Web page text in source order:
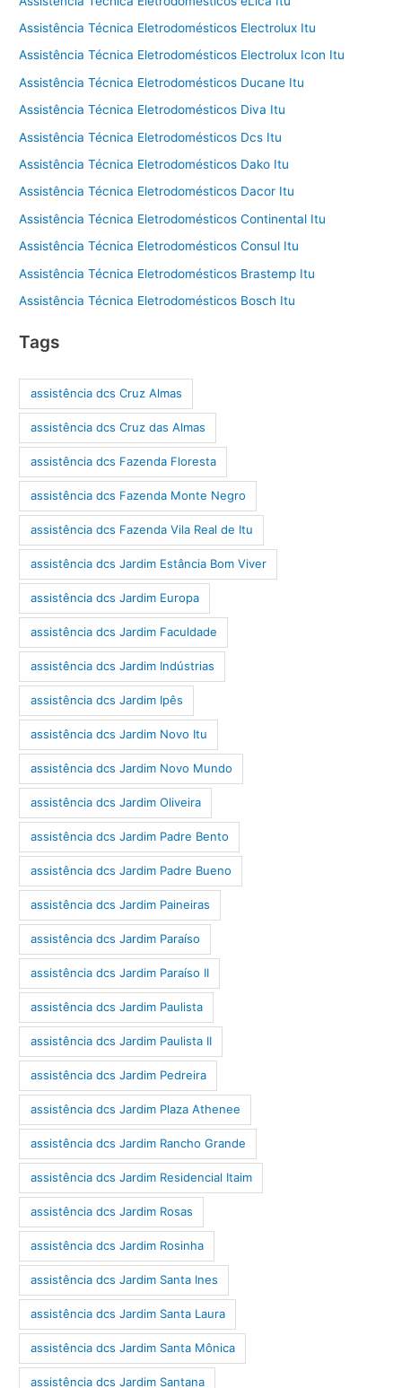
Assistência Técnica Eletrodomésticos Electrolux Itu
Assistência Técnica Eletrodomésticos Electrolux Icon Itu
Assistência Técnica Eletrodomésticos Ducane Itu
Assistência Técnica Eletrodomésticos Diva Itu
Assistência Técnica Eletrodomésticos Dcs Itu
Assistência Técnica Eletrodomésticos Dako Itu
Assistência Técnica Eletrodomésticos Dacor Itu
Assistência Técnica Eletrodomésticos Continental Itu
Assistência Técnica Eletrodomésticos Consul Itu
Assistência Técnica Eletrodomésticos Brastemp Itu
Assistência Técnica Eletrodomésticos Bosch Itu
Tags
assistência dcs Cruz Almas
assistência dcs Cruz das Almas
assistência dcs Fazenda Floresta
assistência dcs Fazenda Monte Negro
assistência dcs Fazenda Vila Real de Itu
assistência dcs Jardim Estância Bom Viver
assistência dcs Jardim Europa
assistência dcs Jardim Faculdade
assistência dcs Jardim Indústrias
assistência dcs Jardim Ipês
assistência dcs Jardim Novo Itu
assistência dcs Jardim Novo Mundo
assistência dcs Jardim Oliveira
assistência dcs Jardim Padre Bento
assistência dcs Jardim Padre Bueno
assistência dcs Jardim Paineiras
assistência dcs Jardim Paraíso
assistência dcs Jardim Paraíso II
assistência dcs Jardim Paulista
assistência dcs Jardim Paulista II
assistência dcs Jardim Pedreira
assistência dcs Jardim Plaza Athenee
assistência dcs Jardim Rancho Grande
assistência dcs Jardim Residencial Itaim
assistência dcs Jardim Rosas
assistência dcs Jardim Rosinha
assistência dcs Jardim Santa Ines
assistência dcs Jardim Santa Laura
assistência dcs Jardim Santa Mônica
assistência dcs Jardim Santana